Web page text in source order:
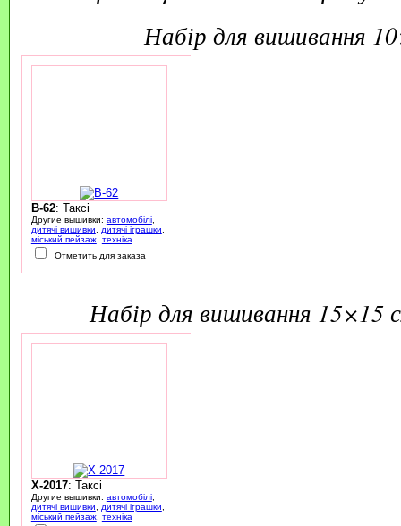
набір для вишивання
B-62: Таксі
Другие вышивки: автомобілі,
дитячі вишивки
дитячі іграшки
міський пейзаж, техніка
Отметить для заказа
набір для вишивання
X-2017: Таксі
Другие вышивки: автомобілі,
дитячі вишивки
дитячі іграшки
міський пейзаж, техніка